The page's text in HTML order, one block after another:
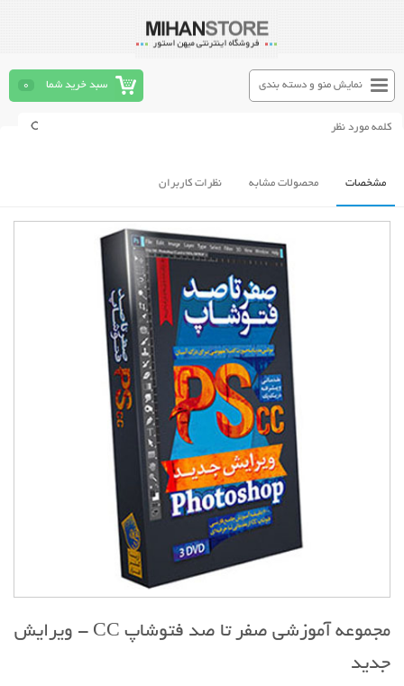
سبد خرید شما 0 نمایش منو و دسته بندی
مشخصات محصولات مشابه نظرات کاربران
مجموعه آموزشی صفر تا صد فتوشاپ CC - ویرایش
جدید